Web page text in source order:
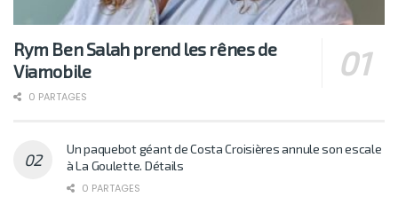
Rym Ben Salah prend les rênes de
Viamobile
0 PARTAGES
Un paquebot géant de Costa Croisières annule son escale
à La Goulette. Détails
0 PARTAGES